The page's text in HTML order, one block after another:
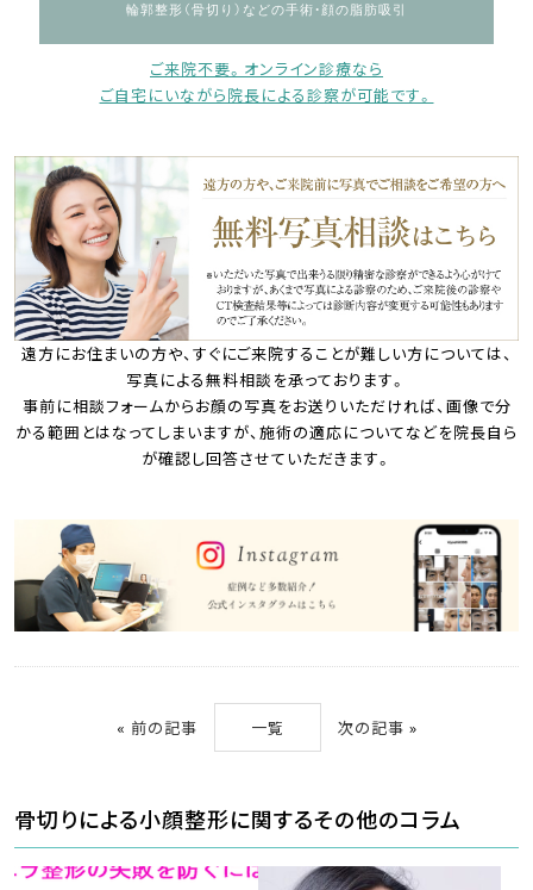
輪郭整形（骨切り）などの手術・顔の脂肪吸引
ご来院不要。オンライン診療なら
ご自宅にいながら院長による診察が可能です。
遠方にお住まいの方や、すぐにご来院することが難しい方については、
写真による無料相談を承っております。
事前に相談フォームからお顔の写真をお送りいただければ、画像で分
かる範囲とはなってしまいますが、施術の適応についてなどを院長自ら
が確認し回答させていただきます。
« 前の記事 一覧 次の記事 »
骨切りによる小顔整形に関するその他のコラム